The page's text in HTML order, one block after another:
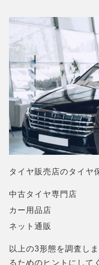
タイヤ販売店のタイヤ
中古タイヤ専門店
カー用品店
ネット通販
以上の3形態を調査し
るためのヒントにして